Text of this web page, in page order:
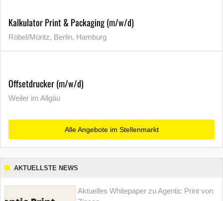
Kalkulator Print & Packaging (m/w/d)
Röbel/Müritz, Berlin, Hamburg
Offsetdrucker (m/w/d)
Weiler im Allgäu
Alle Angebote im Stellenmarkt
AKTUELLSTE NEWS
Aktuelles Whitepaper zu Agentic Print von